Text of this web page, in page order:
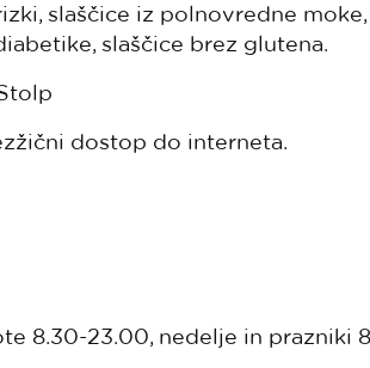
slaščice iz polnovredne
slaščice brez glutena.
dostop do interneta.
8.30-23.00, nedelje in prazniki